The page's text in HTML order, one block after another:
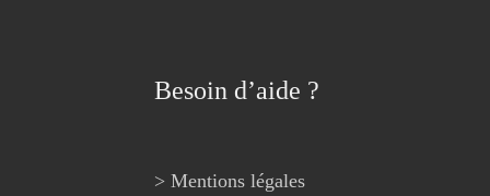
Besoin d’aide ?
> Mentions légales